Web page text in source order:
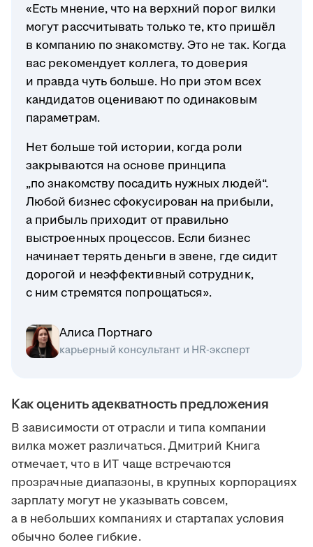
«Есть мнение, что на верхний порог вилки
могут рассчитывать только те, кто пришёл
в компанию по знакомству. Это не так. Когда
вас рекомендует коллега, то доверия
и правда чуть больше. Но при этом всех
кандидатов оценивают по одинаковым
параметрам.
Нет больше той истории, когда роли
закрываются на основе принципа
„по знакомству посадить нужных людей“.
Любой бизнес сфокусирован на прибыли,
а прибыль приходит от правильно
выстроенных процессов. Если бизнес
начинает терять деньги в звене, где сидит
дорогой и неэффективный сотрудник,
с ним стремятся попрощаться».
Алиса Портнаго
карьерный консультант и HR-эксперт
Как оценить адекватность предложения
В зависимости от отрасли и типа компании
вилка может различаться. Дмитрий Книга
отмечает, что в ИТ чаще встречаются
прозрачные диапазоны, в крупных корпорациях
зарплату могут не указывать совсем,
а в небольших компаниях и стартапах условия
обычно более гибкие.